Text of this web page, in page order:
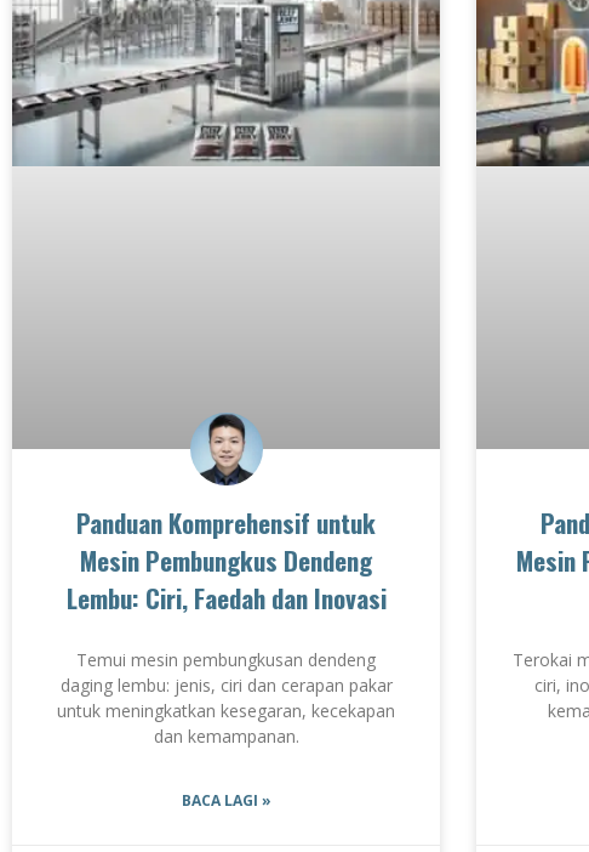
Panduan Komprehensif untuk
Mesin Pembungkus Dendeng
Lembu: Ciri, Faedah dan Inovasi
Temui mesin pembungkusan dendeng
daging lembu: jenis, ciri dan cerapan pakar
untuk meningkatkan kesegaran, kecekapan
dan kemampanan.
BACA LAGI »
Mesin
Terokai
ciri,